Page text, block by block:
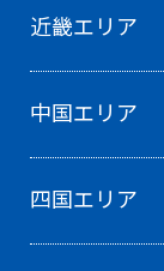
近畿エリア
中国エリア
四国エリア